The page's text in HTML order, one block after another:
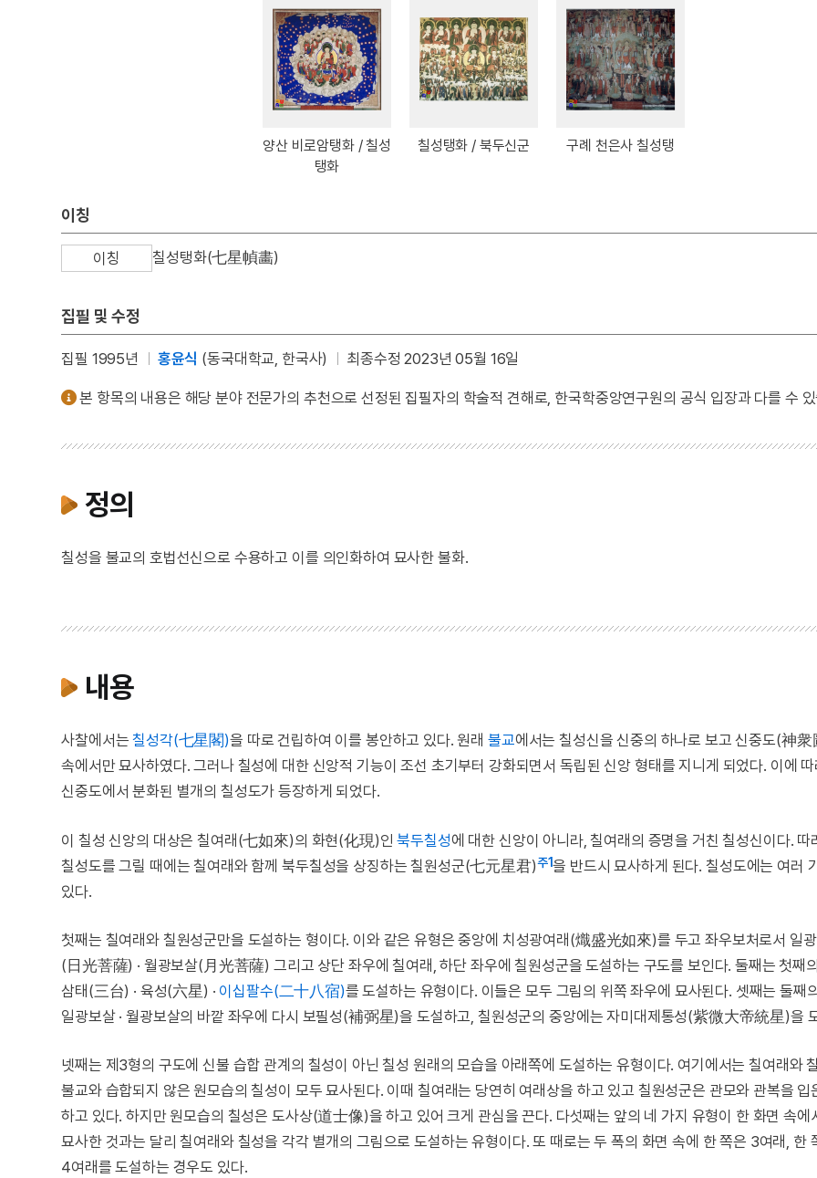
양산 비로암탱화 / 칠성
탱화
칠성탱화 / 북두신군 구례 천은사 칠성탱
이칭
이칭 칠성탱화(七星幀畵)
집필 및 수정
집필 1995년 홍윤식 (동국대학교, 한국사) 최종수정 2023년 05월 16일
본 항목의 내용은 해당 분야 전문가의 추천으로 선정된 집필자의 학술적 견해로, 한국학중앙연구원의 공식 입장과 다를 수
정의
칠성을 불교의 호법선신으로 수용하고 이를 의인화하여 묘사한 불화.
내용
사찰에서는칠성각(七星閣)을 따로 건립하여 이를 봉안하고 있다. 원래 불교에서는 칠성신을 신중의 하나로 보고 신중도(神
속에서만 묘사하였다. 그러나 칠성에 대한 신앙적 기능이 조선 초기부터 강화되면서 독립된 신앙 형태를 지니게 되었다. 이에
신중도에서 분화된 별개의 칠성도가 등장하게 되었다.
이 칠성 신앙의 대상은 칠여래(七如來)의 화현(化現)인북두칠성에 대한 신앙이 아니라, 칠여래의 증명을 거친 칠성신이다. 따
칠성도를 그릴 때에는 칠여래와 함께 북두칠성을 상징하는 칠원성군(七元星君)주1을 반드시 묘사하게 된다. 칠성도에는 여러
있다.
첫째는 칠여래와 칠원성군만을 도설하는 형이다. 이와 같은 유형은 중앙에 치성광여래(熾盛光如來)를 두고 좌우보처로서 일
(日光菩薩) · 월광보살(月光菩薩) 그리고 상단 좌우에 칠여래, 하단 좌우에 칠원성군을 도설하는 구도를 보인다. 둘째는 첫째
삼태(三台) · 육성(六星) · 이십팔수(二十八宿)를 도설하는 유형이다. 이들은 모두 그림의 위쪽 좌우에 묘사된다. 셋째는 둘째
일광보살 · 월광보살의 바깥 좌우에 다시 보필성(補弼星)을 도설하고, 칠원성군의 중앙에는 자미대제통성(紫微大帝統星)을
넷째는 제3형의 구도에 신불 습합 관계의 칠성이 아닌 칠성 원래의 모습을 아래쪽에 도설하는 유형이다. 여기에서는 칠여래와
불교와 습합되지 않은 원모습의 칠성이 모두 묘사된다. 이때 칠여래는 당연히 여래상을 하고 있고 칠원성군은 관모와 관복을 입
하고 있다. 하지만 원모습의 칠성은 도사상(道士像)을 하고 있어 크게 관심을 끈다. 다섯째는 앞의 네 가지 유형이 한 화면 속에
묘사한 것과는 달리 칠여래와 칠성을 각각 별개의 그림으로 도설하는 유형이다. 또 때로는 두 폭의 화면 속에 한 쪽은 3여래, 한
4여래를 도설하는 경우도 있다.